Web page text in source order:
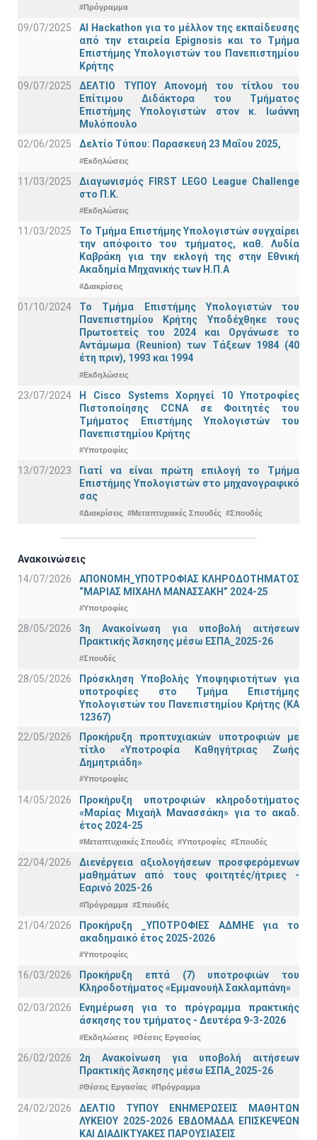
#Πρόγραμμα
09/07/2025
AI Hackathon για το μέλλον της εκπαίδευσης
από την εταιρεία Epignosis και το Τμήμα
Επιστήμης Υπολογιστών του Πανεπιστημίου
Κρήτης
09/07/2025
ΔΕΛΤΙΟ ΤΥΠΟΥ Απονομή του τίτλου του
Επίτιμου Διδάκτορα του Τμήματος
Επιστήμης Υπολογιστών στον κ. Ιωάννη
Μυλόπουλο
02/06/2025
Δελτίο Τύπου: Παρασκευή 23 Μαΐου 2025,
#Εκδηλώσεις
11/03/2025
Διαγωνισμός FIRST LEGO League Challenge
στο Π.Κ.
#Εκδηλώσεις
11/03/2025
Το Τμήμα Επιστήμης Υπολογιστών συγχαίρει
την απόφοιτο του τμήματος, καθ. Λυδία
Καβράκη για την εκλογή της στην Εθνική
Ακαδημία Μηχανικής των Η.Π.Α
#Διακρίσεις
01/10/2024
Το Τμήμα Επιστήμης Υπολογιστών του
Πανεπιστημίου Κρήτης Υποδέχθηκε τους
Πρωτοετείς του 2024 και Οργάνωσε το
Αντάμωμα (Reunion) των Τάξεων 1984 (40
έτη πριν), 1993 και 1994
#Εκδηλώσεις
23/07/2024
Η Cisco Systems Χορηγεί 10 Υποτροφίες
Πιστοποίησης CCNA σε Φοιτητές του
Τμήματος Επιστήμης Υπολογιστών του
Πανεπιστημίου Κρήτης
#Υποτροφίες
13/07/2023
Γιατί να είναι πρώτη επιλογή το Τμήμα
Επιστήμης Υπολογιστών στο μηχανογραφικό
σας
#Διακρίσεις #Μεταπτυχιακές Σπουδές #Σπουδές
Ανακοινώσεις
14/07/2026
ΑΠΟΝΟΜΗ_ΥΠΟΤΡΟΦΙΑΣ ΚΛΗΡΟΔΟΤΗΜΑΤΟΣ
“ΜΑΡΙΑΣ ΜΙΧΑΗΛ ΜΑΝΑΣΣΑΚΗ” 2024-25
#Υποτροφίες
28/05/2026
3η Ανακοίνωση για υποβολή αιτήσεων
Πρακτικής Άσκησης μέσω ΕΣΠΑ_2025-26
#Σπουδές
28/05/2026
Πρόσκληση Υποβολής Υποψηφιοτήτων για
υποτροφίες στο Τμήμα Επιστήμης
Υπολογιστών του Πανεπιστημίου Κρήτης (ΚΑ
12367)
22/05/2026
Προκήρυξη προπτυχιακών υποτροφιών με
τίτλο «Υποτροφία Καθηγήτριας Ζωής
Δημητριάδη»
#Υποτροφίες
14/05/2026
Προκήρυξη υποτροφιών κληροδοτήματος
«Μαρίας Μιχαήλ Μανασσάκη» για το ακαδ.
έτος 2024-25
#Μεταπτυχιακές Σπουδές #Υποτροφίες #Σπουδές
22/04/2026
Διενέργεια αξιολογήσεων προσφερόμενων
μαθημάτων από τους φοιτητές/ήτριες -
Εαρινό 2025-26
#Πρόγραμμα #Σπουδές
21/04/2026
Προκήρυξη _ΥΠΟΤΡΟΦΙΕΣ ΑΔΜΗΕ για το
ακαδημαικό έτος 2025-2026
#Υποτροφίες
16/03/2026
Προκήρυξη επτά (7) υποτροφιών του
Κληροδοτήματος «Εμμανουήλ Σακλαμπάνη»
02/03/2026
Ενημέρωση για το πρόγραμμα πρακτικής
άσκησης του τμήματος - Δευτέρα 9-3-2026
#Εκδηλώσεις #Θέσεις Εργασίας
26/02/2026
2η Ανακοίνωση για υποβολή αιτήσεων
Πρακτικής Άσκησης μέσω ΕΣΠΑ_2025-26
#Θέσεις Εργασίας #Πρόγραμμα
24/02/2026
ΔΕΛΤΙΟ ΤΥΠΟΥ ΕΝΗΜΕΡΩΣΕΙΣ ΜΑΘΗΤΩΝ
ΛΥΚΕΙΟΥ 2025-2026 ΕΒΔΟΜΑΔΑ ΕΠΙΣΚΕΨΕΩΝ
ΚΑΙ ΔΙΑΔΙΚΤΥΑΚΕΣ ΠΑΡΟΥΣΙΑΣΕΙΣ